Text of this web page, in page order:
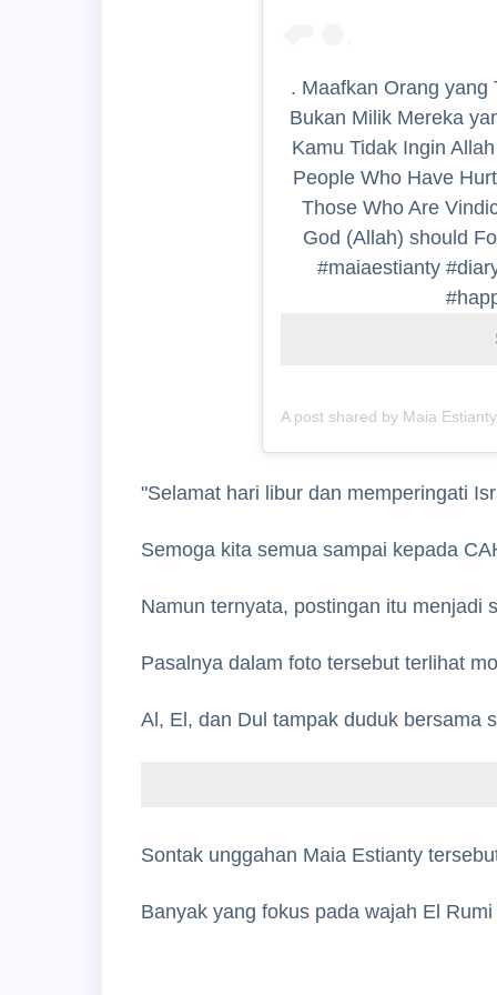
. Maafkan Orang yang
Bukan Milik Mereka
Kamu Tidak Ingin
People Who Have
Those Who Are
God (Allah) should
#maiaestianty
A post shared by Maia
"Selamat hari libur dan memperingati
Semoga kita semua sampai kepada
Namun ternyata, postingan itu menjadi
Pasalnya dalam foto tersebut terlihat
Al, El, dan Dul tampak duduk bersama
Sontak unggahan Maia Estianty
Banyak yang fokus pada wajah El